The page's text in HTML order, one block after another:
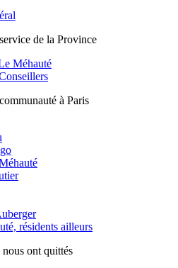
de la Province
Méhauté
à Paris
résidents ailleurs
ont quittés